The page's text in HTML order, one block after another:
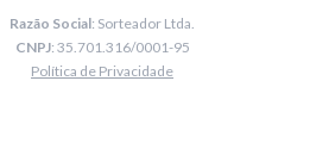
Razão Social: Sorteador Ltda.
CNPJ: 35.701.316/0001-95
Política de Privacidade